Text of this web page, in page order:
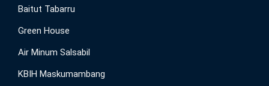
Baitut Tabarru
Green House
Air Minum Salsabil
KBIH Maskumambang